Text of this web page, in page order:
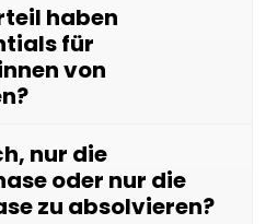
haben
für
von
nur die
oder nur die
zu absolvieren?